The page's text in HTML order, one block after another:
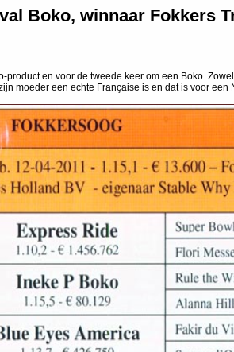
Boko, winnaar Fokkers
en voor de tweede keer om een Boko.
moeder een echte Française is en dat is voor een